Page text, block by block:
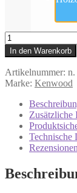
CR-
ST40DAB
(Kenwood)
-
Radiowecker
Bluetooth
Menge
In den Warenkorb
Artikelnummer: n.
Marke: Kenwood
Zusätzliche
Technische